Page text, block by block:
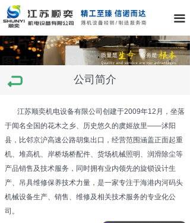
끀
公司简介
江苏顺奕机电设备有限公司创建于2009年12月，坐落
于闻名全国的花木之乡、历史悠久的虞姬故里——沭阳
县，比邻京沪高速公路胡集出口，经营范围涵盖正面起重
机、堆高机、岸桥场桥配件、货场机械照明、润滑除尘等
产品销售及技术服务，同时拥有业内领先的旋锁设计生
产、吊具维修保养技术力量，是一家专注于海港内河码头
机械设备生产、销售、维修及相关技术服务的专业化公
司。